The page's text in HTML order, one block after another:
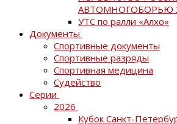
АВТОМНОГОБОРЬЮ
УТС по ралли «Алхо»
Документы
Спортивные документы
Спортивные разряды
Спортивная медицина
Судейство
Серии
2026
Кубок Санкт-